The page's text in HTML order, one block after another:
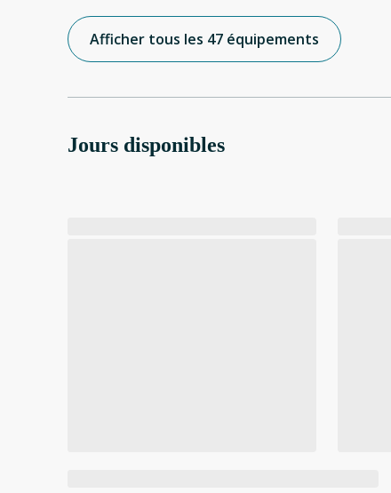
Afficher tous les 47 équipements
Jours disponibles